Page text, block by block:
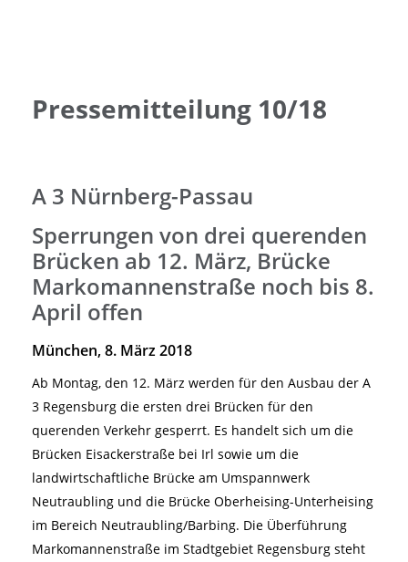
Pressemitteilung 10/18
A 3 Nürnberg-Passau
Sperrungen von drei querenden
Brücken ab 12. März, Brücke
Markomannenstraße noch bis 8.
April offen
München, 8. März 2018
Ab Montag, den 12. März werden für den Ausbau der A
3 Regensburg die ersten drei Brücken für den
querenden Verkehr gesperrt. Es handelt sich um die
Brücken Eisackerstraße bei Irl sowie um die
landwirtschaftliche Brücke am Umspannwerk
Neutraubling und die Brücke Oberheising-Unterheising
im Bereich Neutraubling/Barbing. Die Überführung
Markomannenstraße im Stadtgebiet Regensburg steht